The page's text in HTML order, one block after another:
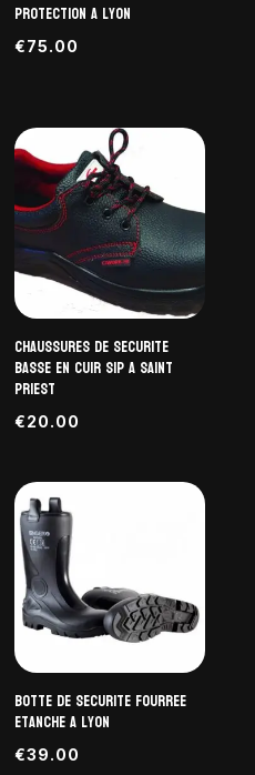
protection a Lyon
€75.00
Chaussures de securite
basse en cuir S1P a Saint
Priest
€20.00
Botte de securite fourree
etanche a Lyon
€39.00